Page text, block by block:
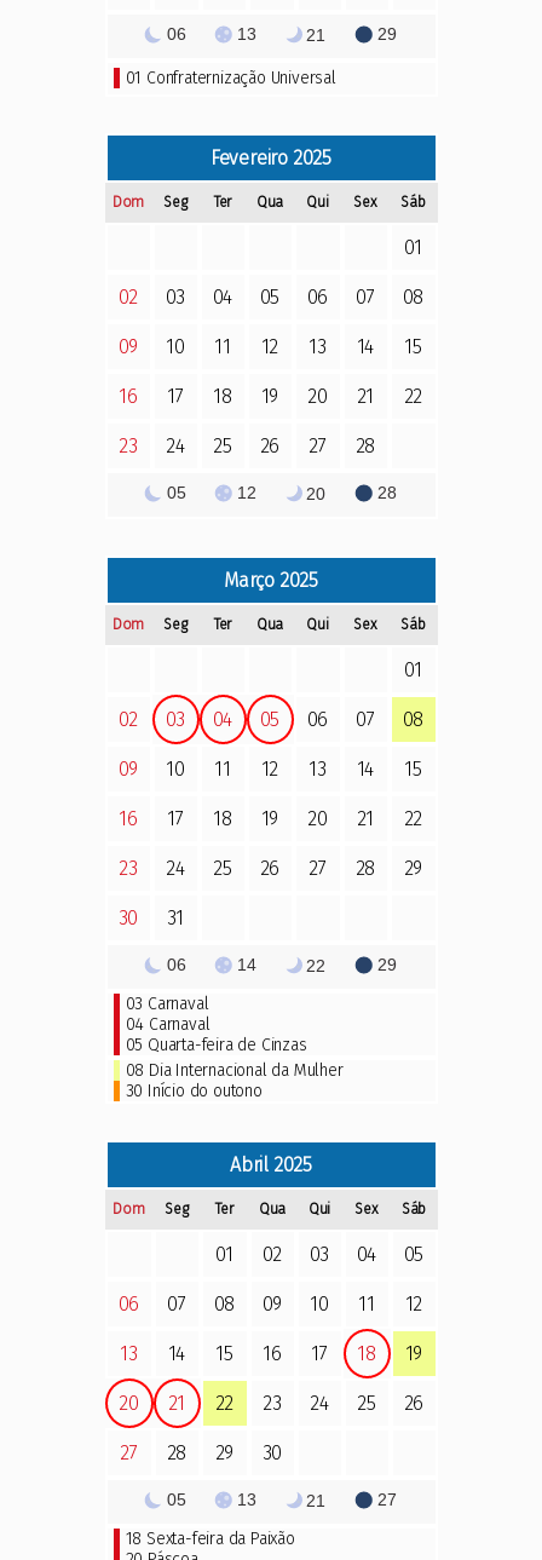
06 13 21 29
01 Confraternização Universal
Fevereiro 2025
Dom Seg Ter Qua Qui Sex Sáb
01
02 03 04 05 06 07 08
09 10 11 12 13 14 15
16 17 18 19 20 21 22
23 24 25 26 27 28
05 12 20 28
Março 2025
Dom Seg Ter Qua Qui Sex Sáb
01
02 03 04 05 06 07 08
09 10 11 12 13 14 15
16 17 18 19 20 21 22
23 24 25 26 27 28 29
30 31
06 14 22 29
03 Carnaval
04 Carnaval
05 Quarta-feira de Cinzas
08 Dia Internacional da Mulher
30 Início do outono
Abril 2025
Dom Seg Ter Qua Qui Sex Sáb
01 02 03 04 05
06 07 08 09 10 11 12
13 14 15 16 17 18 19
20 21 22 23 24 25 26
27 28 29 30
05 13 21 27
18 Sexta-feira da Paixão